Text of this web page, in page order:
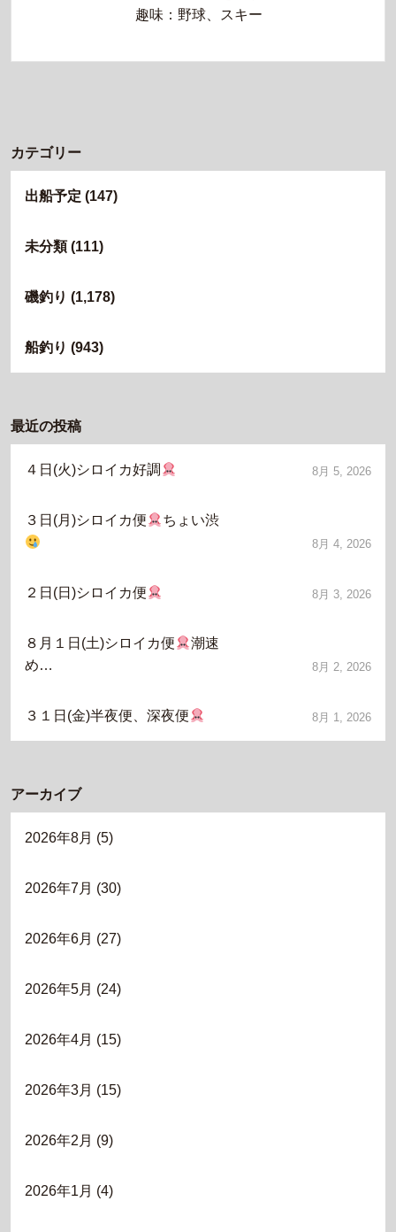
趣味：野球、スキー
カテゴリー
出船予定 (147)
未分類(111)
磯釣り (1,178)
船釣り (943)
最近の投稿
４日(火)シロイカ好調 8月 5, 2026
３日(月)シロイカ便 ちょい渋
8月 4, 2026
２日(日)シロイカ便 8月 3, 2026
８月１日(土)シロイカ便
潮速
め…
8月 2, 2026
３１日(金)半夜便、深夜便 8月 1, 2026
アーカイブ
2026年8月 (5)
2026年7月 (30)
2026年6月 (27)
2026年5月 (24)
2026年4月 (15)
2026年3月 (15)
2026年2月 (9)
2026年1月 (4)